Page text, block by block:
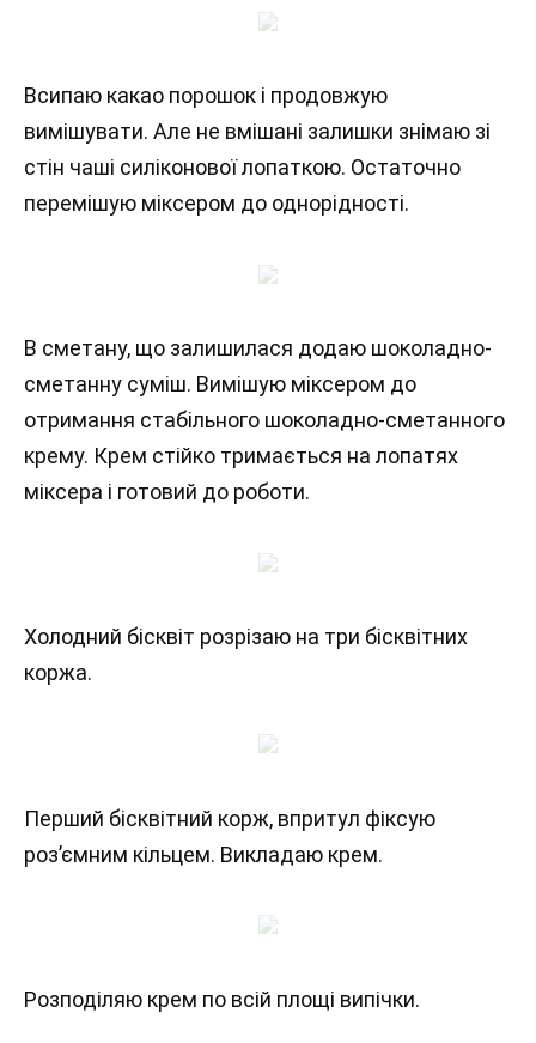
Всипаю какао порошок і продовжую
вимішувати. Але не вмішані залишки знімаю зі
стін чаші силіконової лопаткою. Остаточно
перемішую міксером до однорідності.
В сметану, що залишилася додаю шоколадно-
сметанну суміш. Вимішую міксером до
отримання стабільного шоколадно-сметанного
крему. Крем стійко тримається на лопатях
міксера і готовий до роботи.
Холодний бісквіт розрізаю на три бісквітних
коржа.
Перший бісквітний корж, впритул фіксую
роз’ємним кільцем. Викладаю крем.
Розподіляю крем по всій площі випічки.